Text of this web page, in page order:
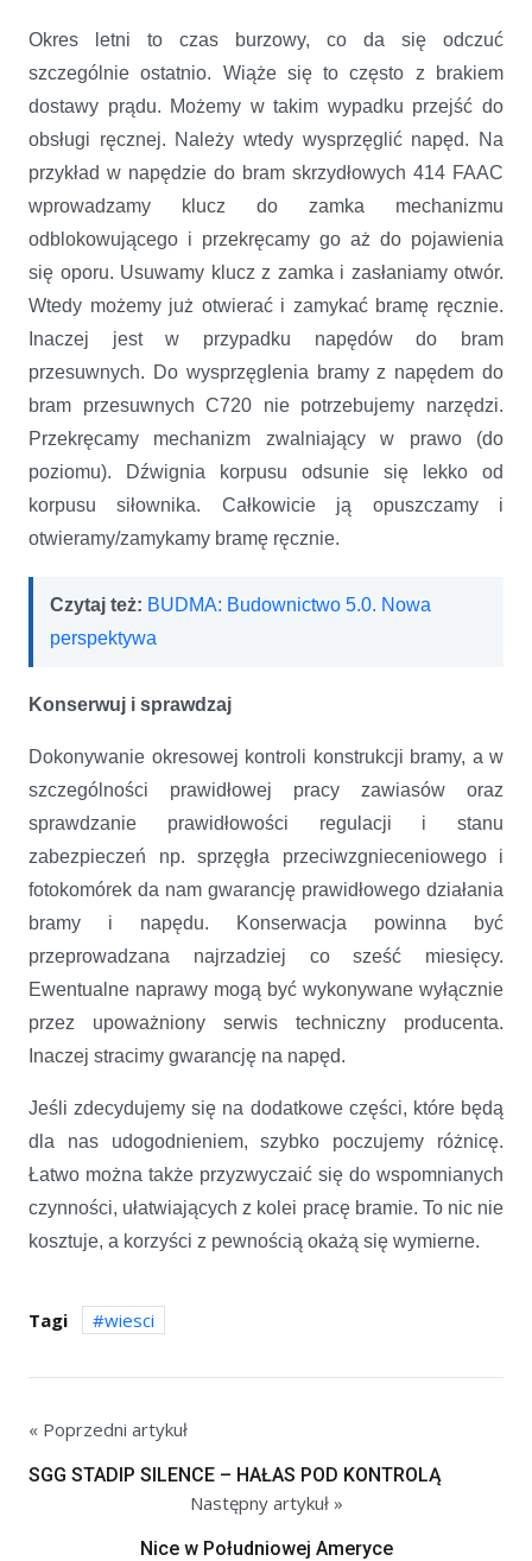
Okres letni to czas burzowy, co da się odczuć
szczególnie ostatnio. Wiąże się to często z brakiem
dostawy prądu. Możemy w takim wypadku przejść do
obsługi ręcznej. Należy wtedy wysprzęglić napęd. Na
przykład w napędzie do bram skrzydłowych 414 FAAC
wprowadzamy klucz do zamka mechanizmu
odblokowującego i przekręcamy go aż do pojawienia
się oporu. Usuwamy klucz z zamka i zasłaniamy otwór.
Wtedy możemy już otwierać i zamykać bramę ręcznie.
Inaczej jest w przypadku napędów do bram
przesuwnych. Do wysprzęglenia bramy z napędem do
bram przesuwnych C720 nie potrzebujemy narzędzi.
Przekręcamy mechanizm zwalniający w prawo (do
poziomu). Dźwignia korpusu odsunie się lekko od
korpusu siłownika. Całkowicie ją opuszczamy i
otwieramy/zamykamy bramę ręcznie.
Czytaj też: BUDMA: Budownictwo 5.0. Nowa
perspektywa
Konserwuj i sprawdzaj
Dokonywanie okresowej kontroli konstrukcji bramy, a w
szczególności prawidłowej pracy zawiasów oraz
sprawdzanie prawidłowości regulacji i stanu
zabezpieczeń np. sprzęgła przeciwzgnieceniowego i
fotokomórek da nam gwarancję prawidłowego działania
bramy i napędu. Konserwacja powinna być
przeprowadzana najrzadziej co sześć miesięcy.
Ewentualne naprawy mogą być wykonywane wyłącznie
przez upoważniony serwis techniczny producenta.
Inaczej stracimy gwarancję na napęd.
Jeśli zdecydujemy się na dodatkowe części, które będą
dla nas udogodnieniem, szybko poczujemy różnicę.
Łatwo można także przyzwyczaić się do wspomnianych
czynności, ułatwiających z kolei pracę bramie. To nic nie
kosztuje, a korzyści z pewnością okażą się wymierne.
Tagi wiesci
« Poprzedni artykuł
SGG STADIP SILENCE – HAŁAS POD KONTROLĄ
Następny artykuł »
Nice w Południowej Ameryce